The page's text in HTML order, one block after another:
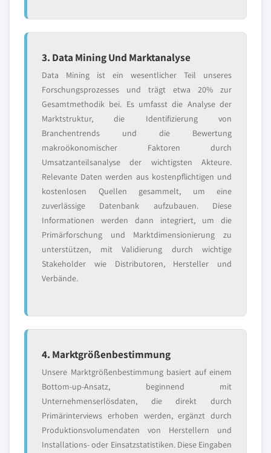
3. Data Mining Und Marktanalyse
Data Mining ist ein wesentlicher Teil unseres
Forschungsprozesses und trägt etwa 20% zur
Gesamtmethodik bei. Es umfasst die Analyse der
Marktstruktur, die Identifizierung von
Branchentrends und die Bewertung
makroökonomischer Faktoren durch
Umsatzanteilsanalyse der wichtigsten Akteure.
Relevante Daten werden aus kostenpflichtigen und
kostenlosen Quellen gesammelt, um eine
zuverlässige Datenbank aufzubauen. Diese
Informationen werden dann integriert, um die
Primärforschung und Marktdimensionierung zu
unterstützen, mit Validierung durch wichtige
Stakeholder wie Distributoren, Hersteller und
Verbände.
4. Marktgrößenbestimmung
Unsere Marktgrößenbestimmung basiert auf einem
Bottom-up-Ansatz, beginnend mit
Unternehmenserlösdaten, die direkt durch
Primärinterviews erhoben werden, ergänzt durch
Produktionsvolumendaten von Herstellern und
Installations- oder Einsatzstatistiken. Diese Eingaben